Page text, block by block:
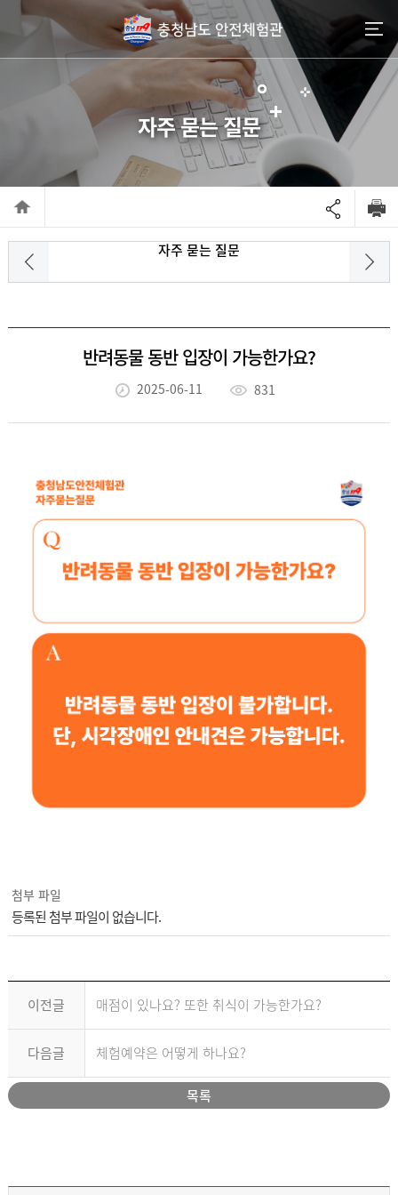
go to contents
자주 묻는 질문
자주 묻는 질문
반려동물 동반 입장이 가능한가요?
2025-06-11 831
첨부 파일
등록된 첨부 파일이 없습니다.
이전글 매점이 있나요? 또한 취식이 가능한가요?
다음글 체험예약은 어떻게 하나요?
목록